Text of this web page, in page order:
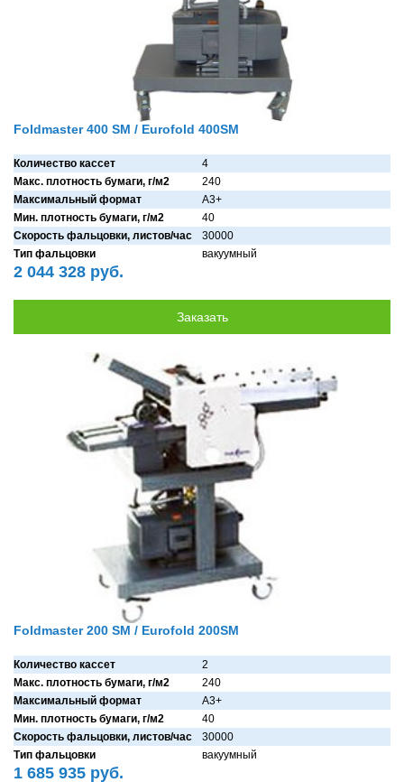
Foldmaster 400 SM / Eurofold 400SM
Количество кассет
4
Макс. плотность бумаги, г/м2
240
Максимальный формат
A3+
Мин. плотность бумаги, г/м2
40
Скорость фальцовки, листов/час
30000
Тип фальцовки
вaкуумный
2 044 328 руб.
Foldmaster 200 SM / Eurofold 200SM
Количество кассет
2
Макс. плотность бумаги, г/м2
240
Максимальный формат
A3+
Мин. плотность бумаги, г/м2
40
Скорость фальцовки, листов/час
30000
Тип фальцовки
вaкуумный
1 685 935 руб.